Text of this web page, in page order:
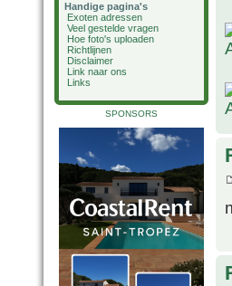
Handige pagina's
Exoten adressen
Veel gestelde vragen
Hoe foto's uploaden
Richtlijnen
Disclaimer
Link naar ons
Links
SPONSORS